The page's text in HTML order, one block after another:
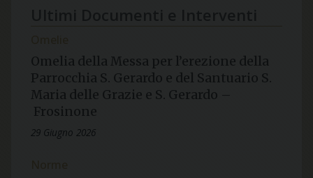
Omelia della Messa per l’erezione della
Parrocchia S. Gerardo e del Santuario S.
Maria delle Grazie e S. Gerardo –
Frosinone
29 Giugno 2026